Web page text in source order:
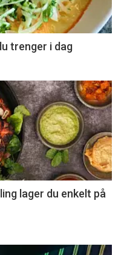
trenger i dag
lager du enkelt på